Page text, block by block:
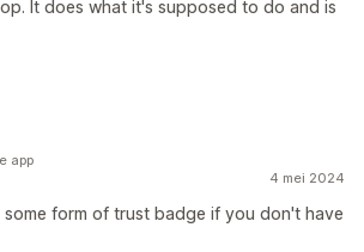
It does what it's supposed to do and is
4 mei 2024
form of trust badge if you don't have
app